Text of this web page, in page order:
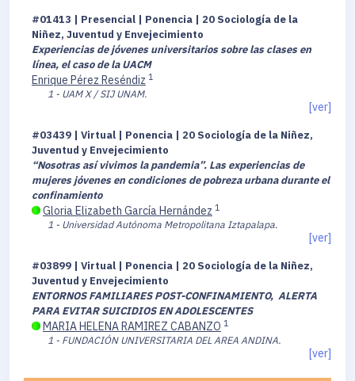
#01413 | Presencial | Ponencia | 20 Sociología de la
Niñez, Juventud y Envejecimiento
Experiencias de jóvenes universitarios sobre las clases en
línea, el caso de la UACM
Enrique Pérez Reséndiz 1
1 - UAM X / SIJ UNAM.
[ver]
#03439 | Virtual | Ponencia | 20 Sociología de la Niñez,
Juventud y Envejecimiento
“Nosotras así vivimos la pandemia”. Las experiencias de
mujeres jóvenes en condiciones de pobreza urbana durante el
confinamiento
Gloria Elizabeth García Hernández 1
1 - Universidad Autónoma Metropolitana Iztapalapa.
[ver]
#03899 | Virtual | Ponencia | 20 Sociología de la Niñez,
Juventud y Envejecimiento
ENTORNOS FAMILIARES POST-CONFINAMIENTO, ALERTA
PARA EVITAR SUICIDIOS EN ADOLESCENTES
MARIA HELENA RAMIREZ CABANZO 1
1 - FUNDACIÓN UNIVERSITARIA DEL AREA ANDINA.
[ver]